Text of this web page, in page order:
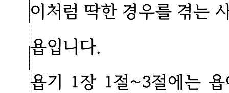
이처럼 딱한 경우를 겪는
욥입니다.
욥기 1장 1절~3절에는